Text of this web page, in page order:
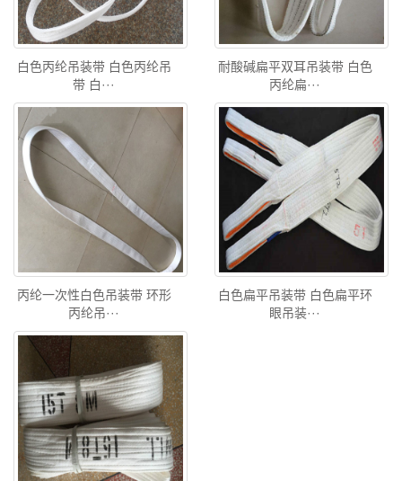
白色丙纶吊装带 白色丙纶吊
带 白···
耐酸碱扁平双耳吊装带 白色
丙纶扁···
丙纶一次性白色吊装带 环形
丙纶吊···
白色扁平吊装带 白色扁平环
眼吊装···